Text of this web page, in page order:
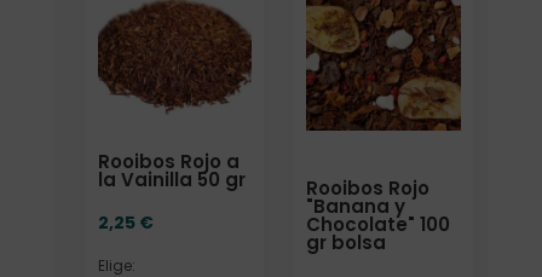
Rooibos Rojo a
la Vainilla 50 gr
2,25 €
Elige:
Rooibos Rojo
"Banana y
Chocolate" 100
gr bolsa